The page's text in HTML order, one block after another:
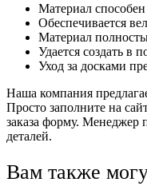
Материал
Обеспечивается
Материал
Удается создать в
Уход за досками
Наша компания
Просто заполните на
заказа форму. Менеджер
деталей.
Вам также